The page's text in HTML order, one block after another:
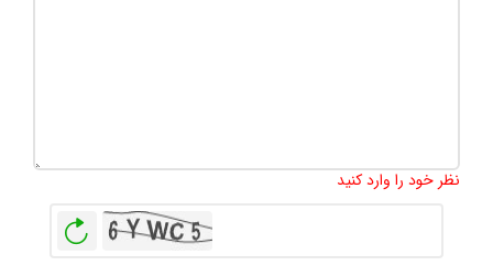
نظر خود را وارد کنید